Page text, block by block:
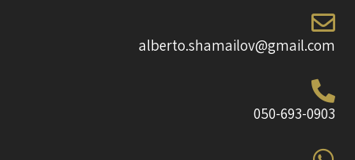
alberto.shamailov@gmail.com
050-693-0903